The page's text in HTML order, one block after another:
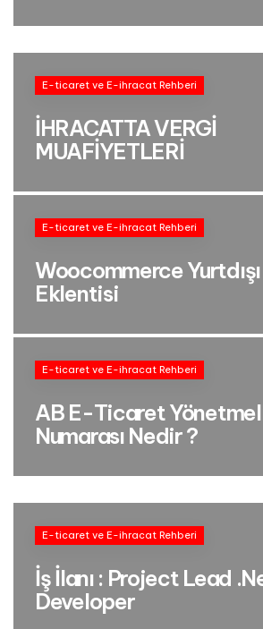
E-ticaret ve E-ihracat Rehberi
İHRACATTA VERGİ
MUAFİYETLERİ
E-ticaret ve E-ihracat Rehberi
Woocommerce
Eklentisi
E-ticaret ve E-ihracat Rehberi
AB E-Ticaret
Numarası Nedir ?
E-ticaret ve E-ihracat Rehberi
İş İlanı : Project Lead
Developer